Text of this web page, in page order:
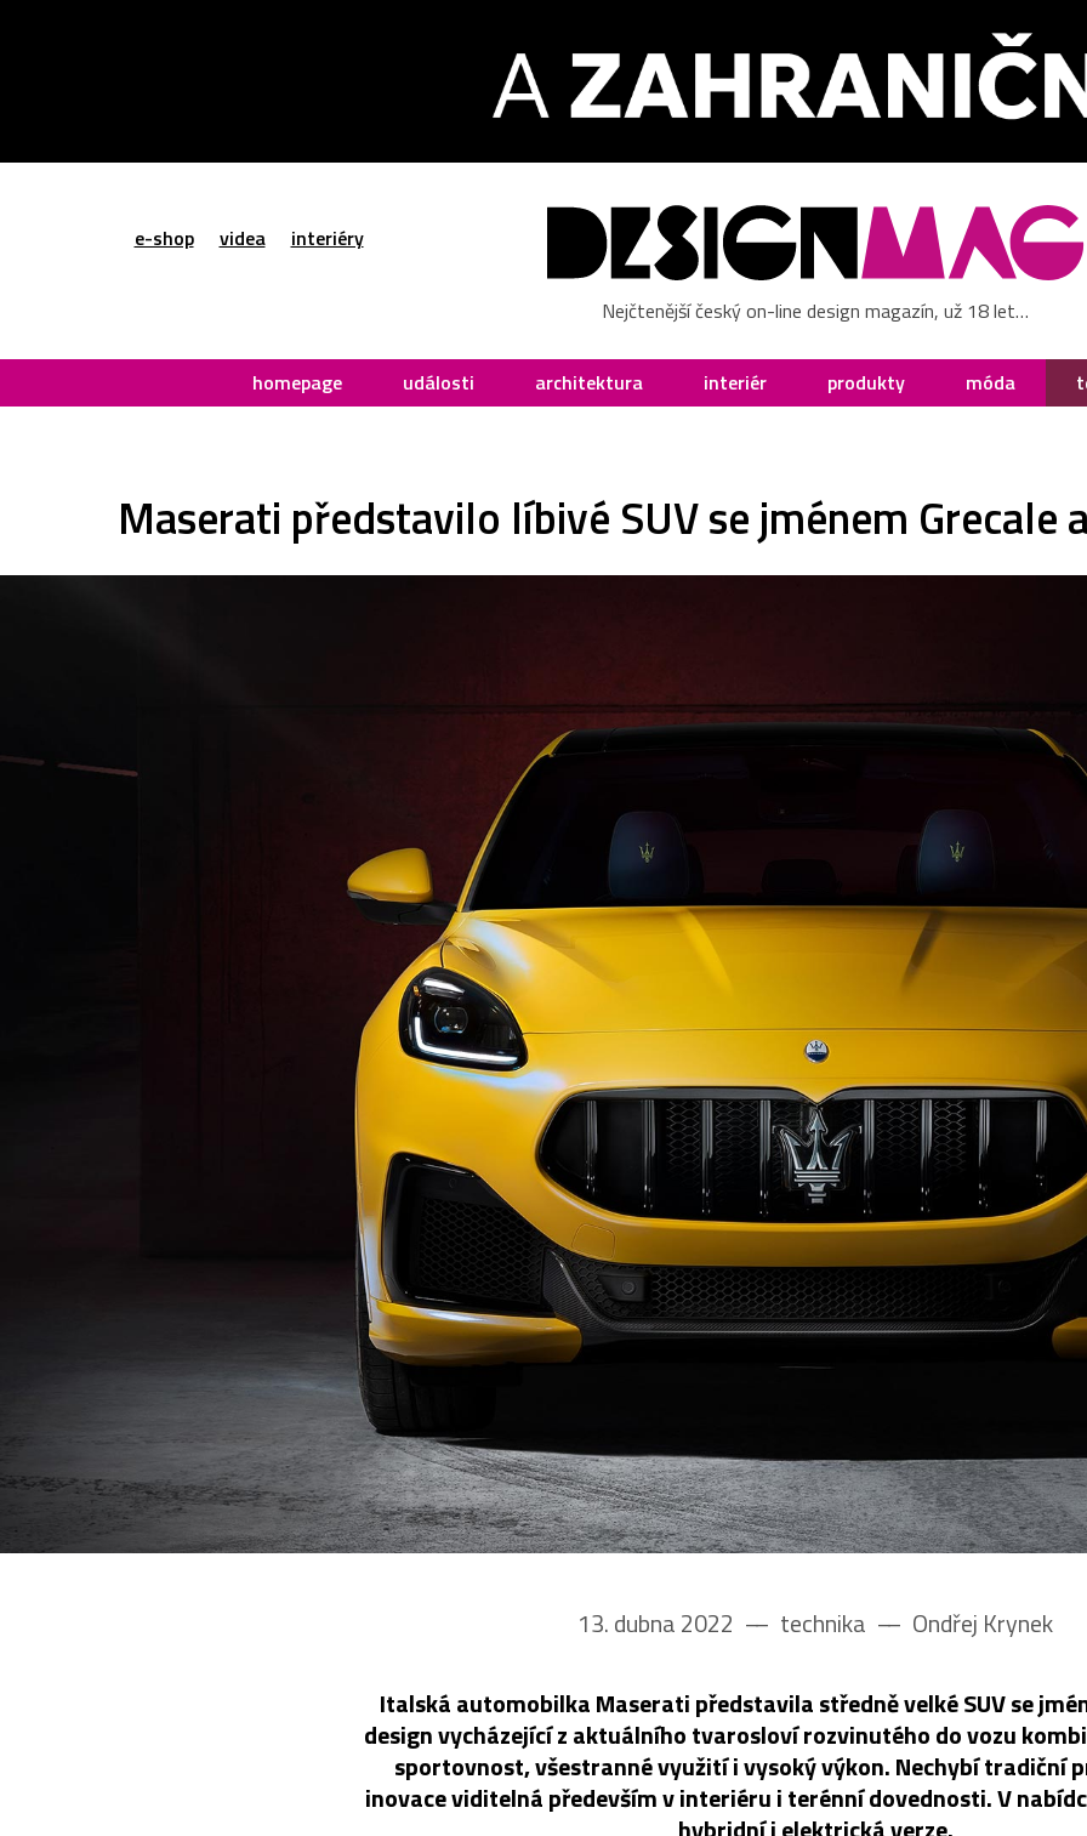
e-shop videa interiéry
Nejčtenější český on-line design magazín, už 18 let…
homepage události architektura interiér produkty móda
Maserati představilo líbivé SUV se jménem
13. dubna 2022 –– technika –– Ondřej Krynek
Italská automobilka Maserati představila středně velké SUV se
design vycházející z aktuálního tvarosloví rozvinutého do vozu
sportovnost, všestranné využití i vysoký výkon. Nechybí tradiční
inovace viditelná především v interiéru i terénní dovednosti. V